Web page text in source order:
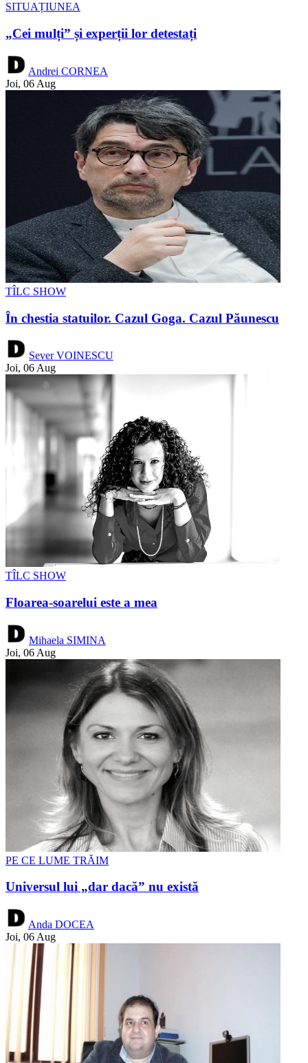
SITUAȚIUNEA
„Cei mulți” și experții lor detestați
Andrei CORNEA
Joi, 06 Aug
TÎLC SHOW
În chestia statuilor. Cazul Goga. Cazul Păunescu
Sever VOINESCU
Joi, 06 Aug
TÎLC SHOW
Floarea-soarelui este a mea
Mihaela SIMINA
Joi, 06 Aug
PE CE LUME TRĂIM
Universul lui „dar dacă” nu există
Anda DOCEA
Joi, 06 Aug